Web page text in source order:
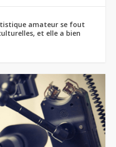
amateur se fout
et elle a bien